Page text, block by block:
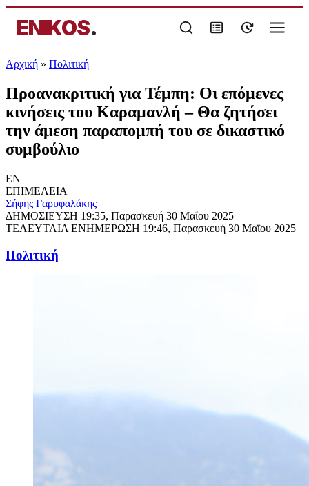
ENIKOS.
Αρχική » Πολιτική
Προανακριτική για Τέμπη: Οι επόμενες
κινήσεις του Καραμανλή – Θα ζητήσει
την άμεση παραπομπή του σε δικαστικό
συμβούλιο
EN
ΕΠΙΜΕΛΕΙΑ
Σήφης Γαρυφαλάκης
ΔΗΜΟΣΙΕΥΣΗ 19:35, Παρασκευή 30 Μαΐου 2025
ΤΕΛΕΥΤΑΙΑ ΕΝΗΜΕΡΩΣΗ 19:46, Παρασκευή 30 Μαΐου 2025
Πολιτική